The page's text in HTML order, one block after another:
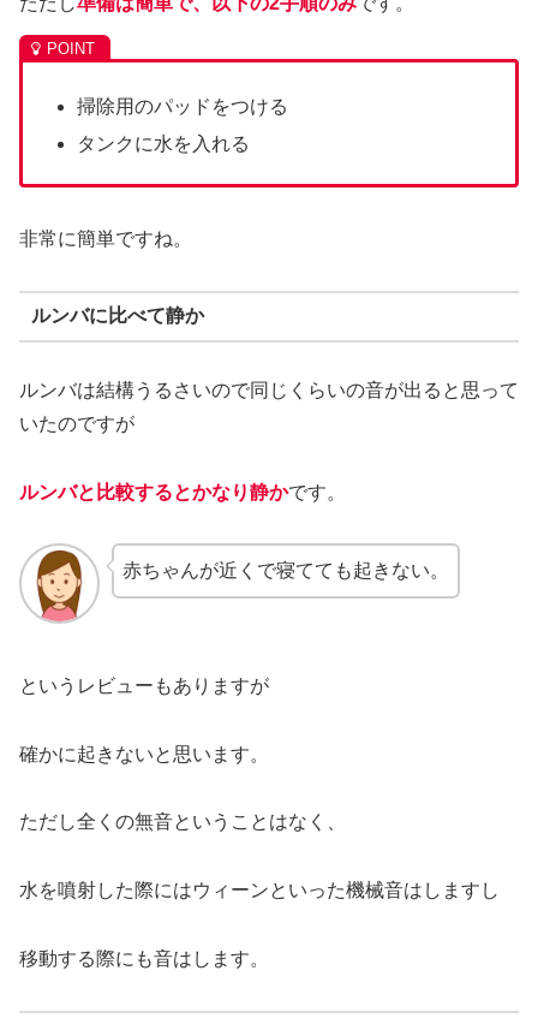
掃除用のパッドをつける
タンクに水を入れる
非常に簡単ですね。
ルンバに比べて静か
ルンバは結構うるさいので同じくらいの音が出ると思って
いたのですが
ルンバと比較するとかなり静かです。
赤ちゃんが近くで寝てても起きない。
というレビューもありますが
確かに起きないと思います。
ただし全くの無音ということはなく、
水を噴射した際にはウィーンといった機械音はしますし
移動する際にも音はします。